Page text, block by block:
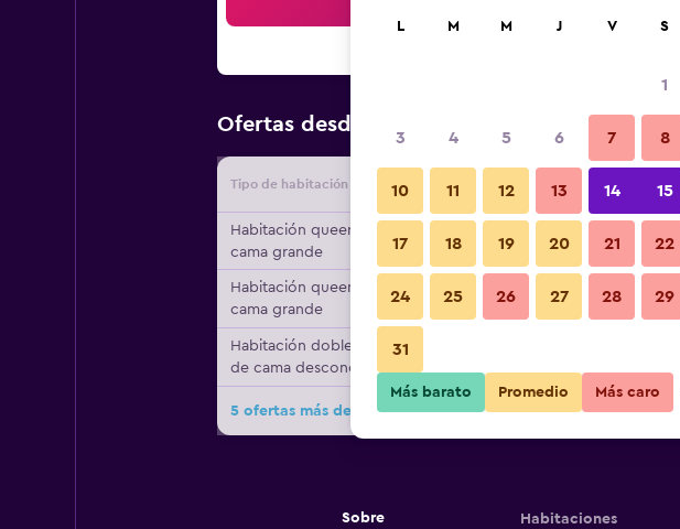
Ofertas desde Oferta más barata de precio por
Tipo de habitación Proveedor Total noche
Habitación queen, 1
cama grande
$150 Ver
Habitación queen, 1
cama grande
$159 Ver
Habitación doble, tipo
de cama desconocido
5 ofertas más de Hotel Elefant
Sobre Habitaciones
L M M J V S
1
3 4 5 6 7 8
10 11 12 13 14 15
17 18 19 20 21 22
24 25 26 27 28 29
31
Más barato Promedio Más caro